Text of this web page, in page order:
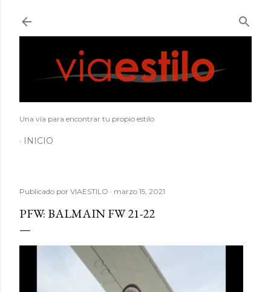
Una vía para encontrar tu propio estilo
INICIO
Publicado por VIAESTILO marzo 15, 2021
PFW: BALMAIN FW 21-22